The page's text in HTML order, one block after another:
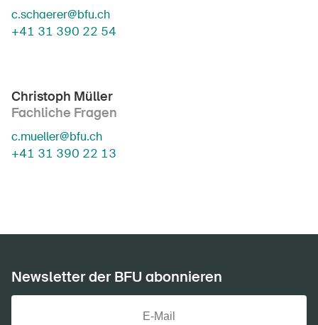
DE FR IT EN
Startseite
c.schaerer@bfu.ch
+41 31 390 22 54
Christoph Müller
Fachliche Fragen
c.mueller@bfu.ch
+41 31 390 22 13
Newsletter der BFU abonnieren